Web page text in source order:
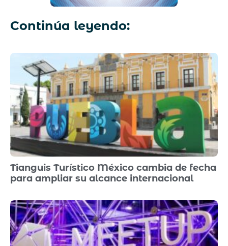
Continúa leyendo:
Tianguis Turístico México cambia de fecha
para ampliar su alcance internacional